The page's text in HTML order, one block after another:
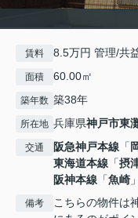
賃料 8.5万円 管理/共
面積 60.00㎡
築年数 築38年
所在地 兵庫県神戸市東
交通 阪急神戸本線 「
東海道本線 「摂
阪神本線 「魚崎
備考
こちらの物件は